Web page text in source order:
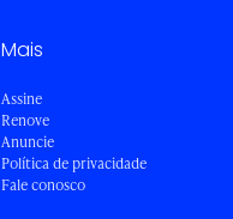
Mais
Assine
Renove
Anuncie
Política de privacidade
Fale conosco